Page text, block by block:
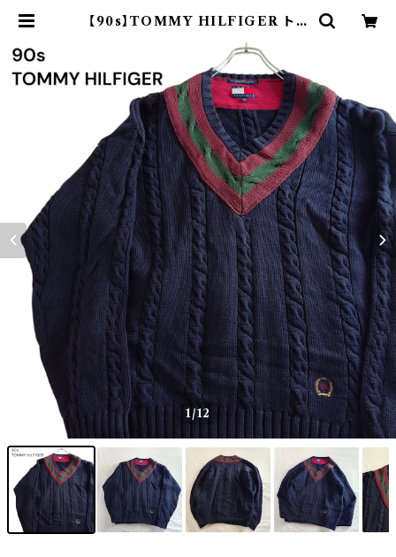
【90s】TOMMY HILFIGER トミ
デンニット コットン セーター ネイビ
ー 刺繍 90年代 | オンライン古着
屋 9chord
1/12